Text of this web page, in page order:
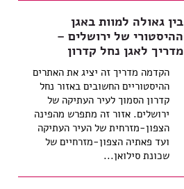
בין גאולה למוות באגן
ההיסטורי של ירושלים –
מדריך לאגן נחל קדרון
הקדמה מדריך זה יציג את האתרים
ההיסטוריים החשובים באזור נחל
קדרון הסמוך לעיר העתיקה של
ירושלים. אזור זה מתפרש מהפינה
הצפון-מזרחית של העיר העתיקה
ועד פאתיה הצפון-מזרחיים של
שכונת סילואן...